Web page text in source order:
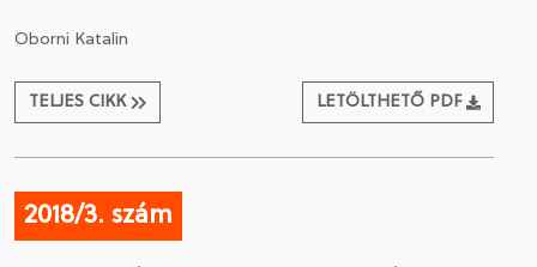
Oborni Katalin
TELJES CIKK LETÖLTHETŐ PDF
2018/3. szám